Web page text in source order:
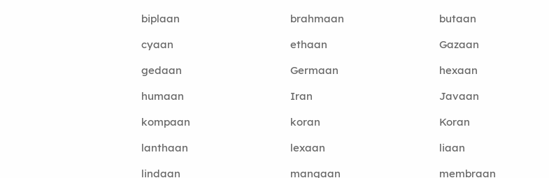
biplaan
brahmaan
butaan
cyaan
ethaan
Gazaan
gedaan
Germaan
hexaan
humaan
Iran
Javaan
kompaan
koran
Koran
lanthaan
lexaan
liaan
lindaan
mangaan
membraan